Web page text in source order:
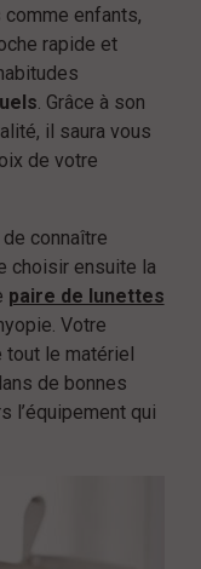
enfants,
rapide et
. Grâce à son
il saura vous
de votre
connaître
choisir ensuite la
paire de lunettes
Votre
le matériel
de bonnes
l’équipement qui